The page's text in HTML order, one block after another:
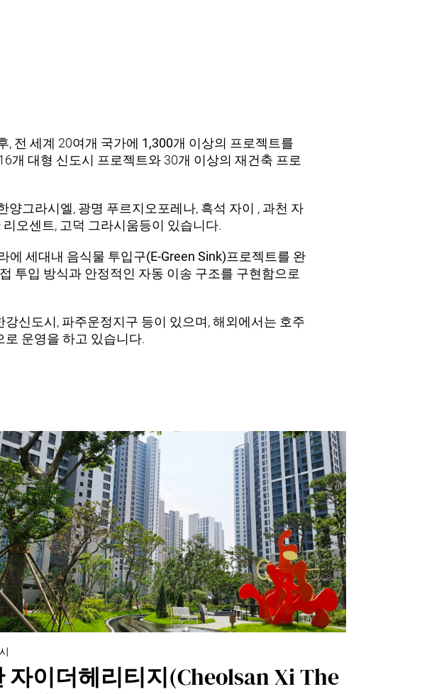
, 전 세계 20여개 국가에 1,300개 이상의 프로젝트를
개 대형 신도시 프로젝트와 30개 이상의 재건축 프로
양그라시엘, 광명 푸르지오포레나, 흑석 자이 , 과천 자
오센트, 고덕 그라시움등이 있습니다.
에 세대내 음식물 투입구(E-Green Sink)프로젝트를 완
투입 방식과 안정적인 자동 이송 구조를 구현함으로
신도시, 파주운정지구 등이 있으며, 해외에서는 호주
운영을 하고 있습니다.
자이더헤리티지(Cheolsan Xi The